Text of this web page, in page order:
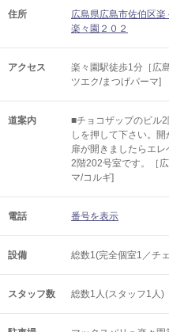
住所
広島県広島市佐伯区
楽々園２０２
アクセス
楽々園駅徒歩1分［広
ツエク/まつげパーマ]
道案内
■チョコザップのビル
しを押して下さい。開
扉が開きましたらエレ
2階202号室です。［
マ/コルギ]
電話 番号を表示
設備 総数1(完全個室1／チ
スタッフ数 総数1人(スタッフ1人)